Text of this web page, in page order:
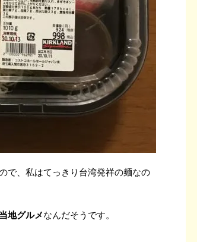
で、私はてっきり台湾発祥の麺なの
地グルメなんだそうです。